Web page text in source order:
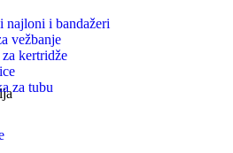
najloni i bandažeri
vežbanje
kertridže
za tubu